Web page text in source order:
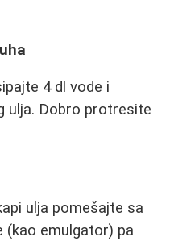
4 dl vode i
ulja. Dobro protresite
ulja pomešajte sa
(kao emulgator) pa